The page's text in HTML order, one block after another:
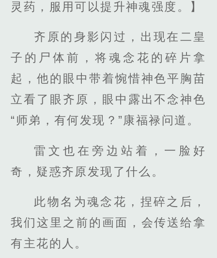
灵药，服用可以提升神魂强度。】
齐原的身影闪过，出现在二皇
子的尸体前，将魂念花的碎片拿
起，他的眼中带着惋惜神色平胸苗
立看了眼齐原，眼中露出不念神色
“师弟，有何发现？”康福禄问道。
雷文也在旁边站着，一脸好
奇，疑惑齐原发现了什么。
此物名为魂念花，捏碎之后，
我们这里之前的画面，会传送给拿
有主花的人。